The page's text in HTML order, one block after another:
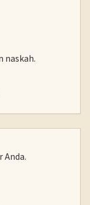
naskah.
Anda.